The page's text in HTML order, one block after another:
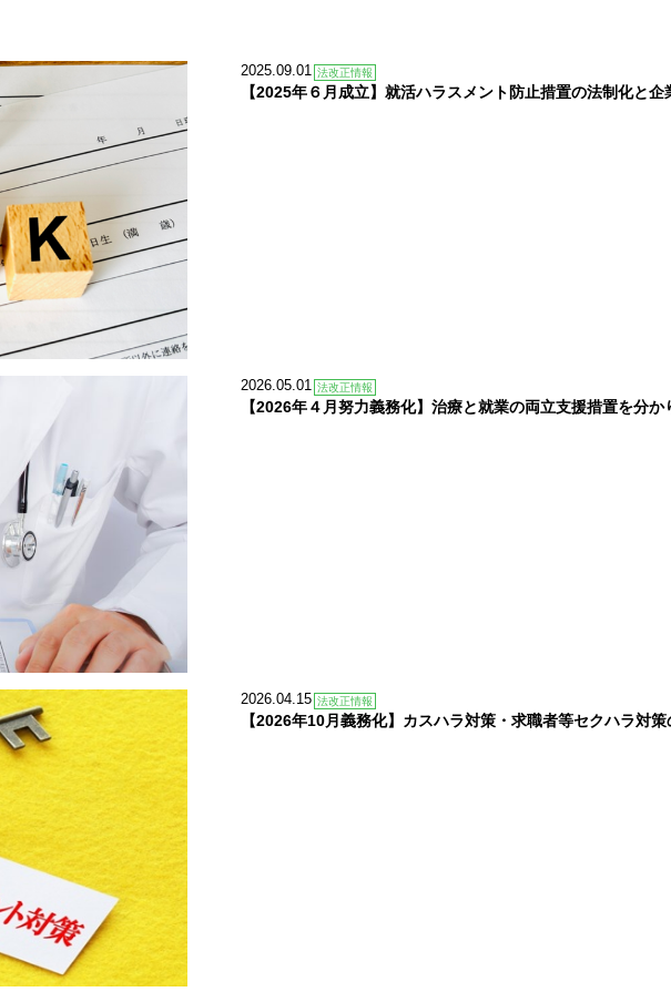
2025.09.01 法改正情報
【2025年６月成立】就活ハラスメント防止措置の法制化と企
2026.05.01 法改正情報
【2026年４月努力義務化】治療と就業の両立支援措置を分か
2026.04.15 法改正情報
【2026年10月義務化】カスハラ対策・求職者等セクハラ対